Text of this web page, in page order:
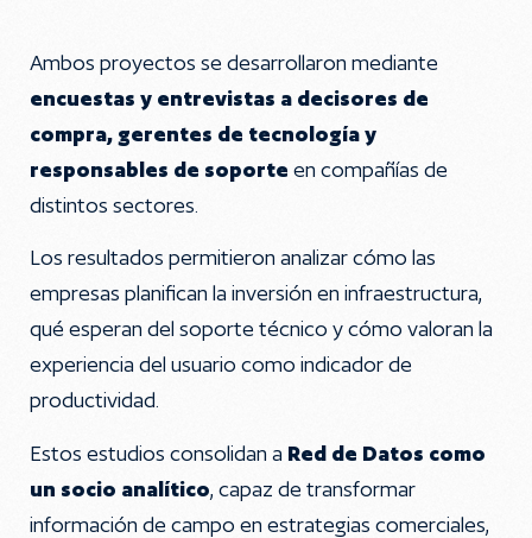
Ambos proyectos se desarrollaron mediante
encuestas y entrevistas a decisores de
compra, gerentes de tecnología y
responsables de soporte en compañías de
distintos sectores.
Los resultados permitieron analizar cómo las
empresas planifican la inversión en infraestructura,
qué esperan del soporte técnico y cómo valoran la
experiencia del usuario como indicador de
productividad.
Estos estudios consolidan a Red de Datos como
un socio analítico, capaz de transformar
información de campo en estrategias comerciales,